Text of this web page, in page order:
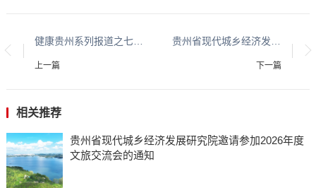
健康贵州系列报道之七十八
上一篇 下一篇
相关推荐
贵州省现代城乡经济发展研究院邀请参加2026年度
文旅交流会的通知